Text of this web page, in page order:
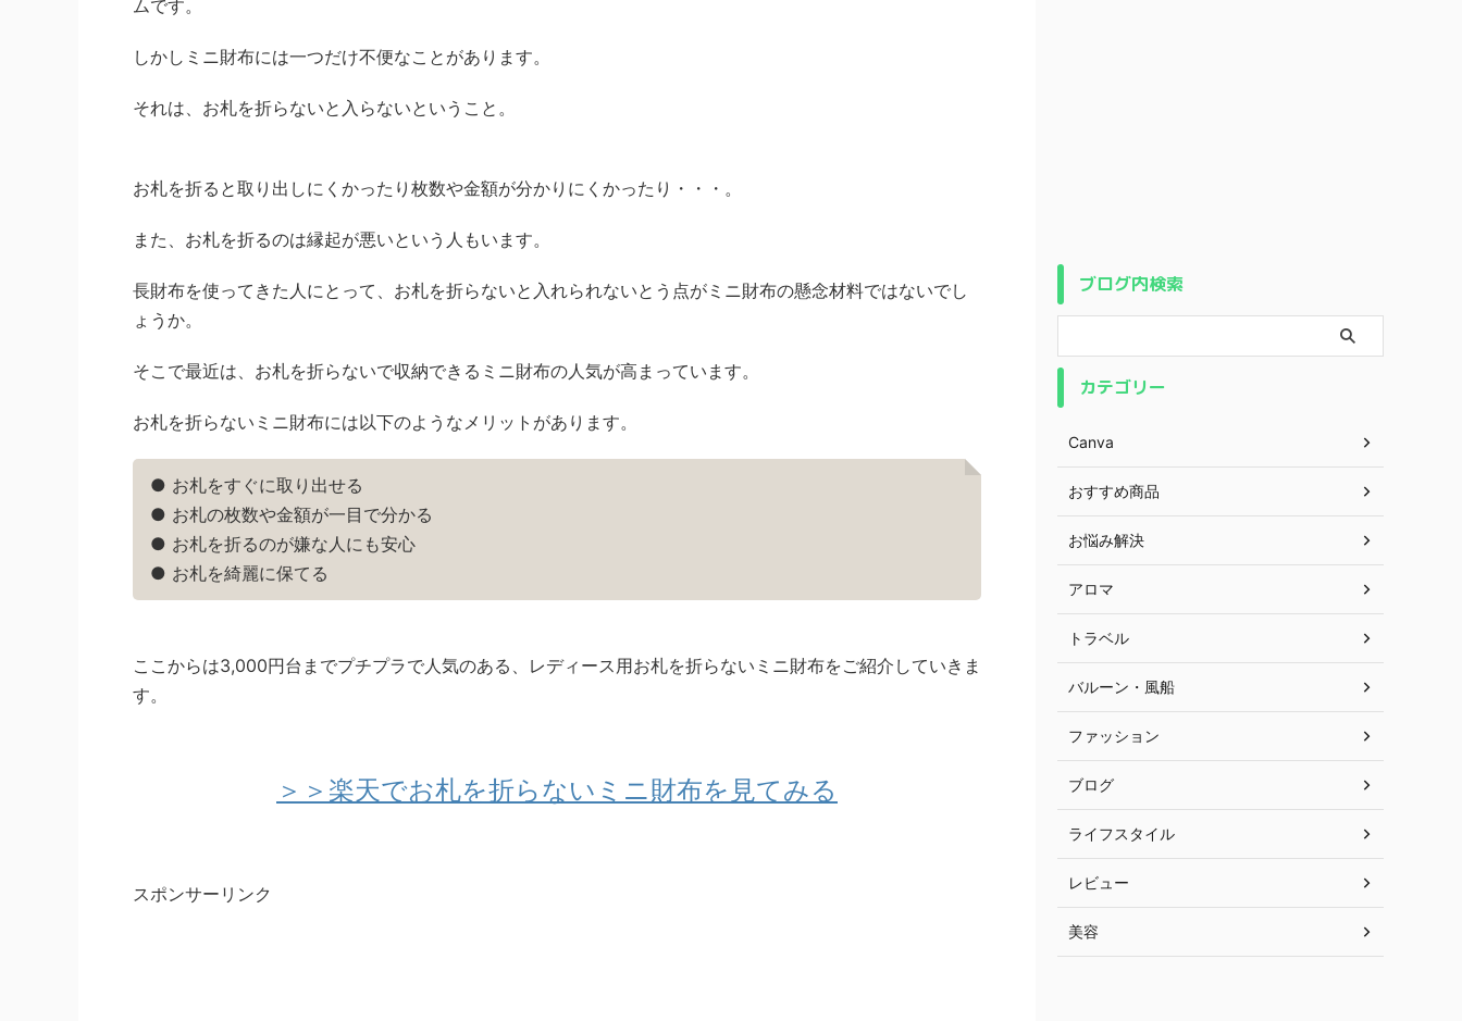
ムです。
しかしミニ財布には一つだけ不便なことがあります。
それは、お札を折らないと入らないということ。
お札を折ると取り出しにくかったり枚数や金額が分かりにくかったり・・・。
また、お札を折るのは縁起が悪いという人もいます。
長財布を使ってきた人にとって、お札を折らないと入れられないとう点がミニ財布の懸念材料ではないでし
ょうか。
そこで最近は、お札を折らないで収納できるミニ財布の人気が高まっています。
お札を折らないミニ財布には以下のようなメリットがあります。
● お札をすぐに取り出せる
● お札の枚数や金額が一目で分かる
● お札を折るのが嫌な人にも安心
● お札を綺麗に保てる
ここからは3,000円台までプチプラで人気のある、レディース用お札を折らないミニ財布をご紹介していきま
す。
＞＞楽天でお札を折らないミニ財布を見てみる
スポンサーリンク
ブログ内検索
カテゴリー
Canva
おすすめ商品
お悩み解決
アロマ
トラベル
バルーン・風船
ファッション
ブログ
ライフスタイル
レビュー
美容